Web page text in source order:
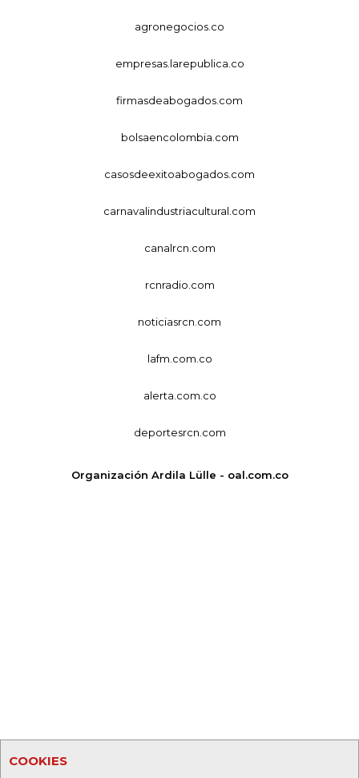
COOKIES
agronegocios.co
empresas.larepublica.co
firmasdeabogados.com
bolsaencolombia.com
casosdeexitoabogados.com
carnavalindustriacultural.com
canalrcn.com
rcnradio.com
noticiasrcn.com
lafm.com.co
alerta.com.co
deportesrcn.com
Organización Ardila Lülle - oal.com.co